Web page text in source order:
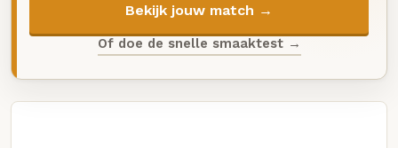
Bekijk jouw match →
Of doe de snelle smaaktest →